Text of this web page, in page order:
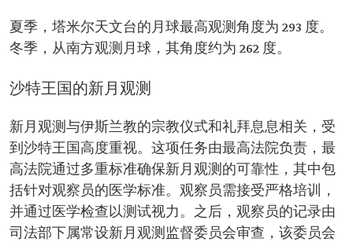
夏季，塔米尔天文台的月球最高观测角度为 293 度。
冬季，从南方观测月球，其角度约为 262 度。
沙特王国的新月观测
新月观测与伊斯兰教的宗教仪式和礼拜息息相关，受
到沙特王国高度重视。这项任务由最高法院负责，最
高法院通过多重标准确保新月观测的可靠性，其中包
括针对观察员的医学标准。观察员需接受严格培训，
并通过医学检查以测试视力。之后，观察员的记录由
司法部下属常设新月观测监督委员会审查，该委员会